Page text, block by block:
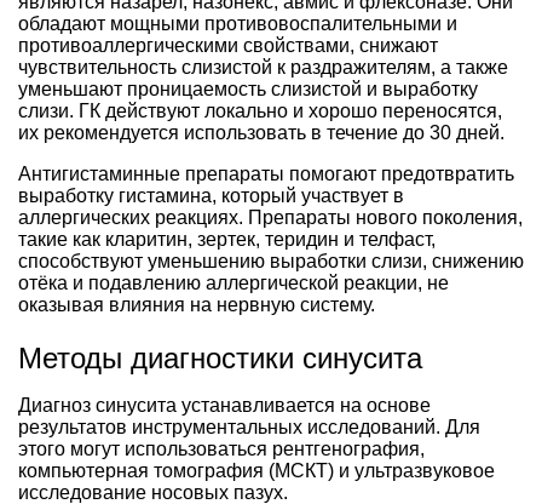
обладают мощными противовоспалительными и
противоаллергическими свойствами, снижают
чувствительность слизистой к раздражителям, а также
уменьшают проницаемость слизистой и выработку
слизи. ГК действуют локально и хорошо переносятся,
их рекомендуется использовать в течение до 30 дней.
Антигистаминные препараты помогают предотвратить
выработку гистамина, который участвует в
аллергических реакциях. Препараты нового поколения,
такие как кларитин, зертек, теридин и телфаст,
способствуют уменьшению выработки слизи, снижению
отёка и подавлению аллергической реакции, не
оказывая влияния на нервную систему.
Методы диагностики синусита
Диагноз синусита устанавливается на основе
результатов инструментальных исследований. Для
этого могут использоваться рентгенография,
компьютерная томография (МСКТ) и ультразвуковое
исследование носовых пазух.